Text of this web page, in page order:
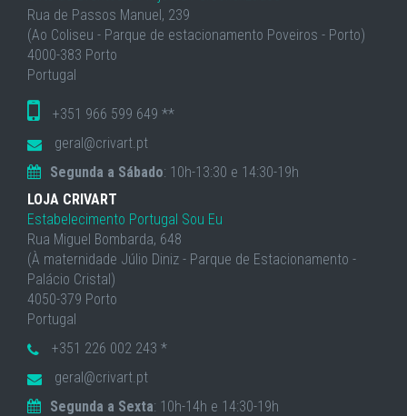
Rua de Passos Manuel, 239
(Ao Coliseu - Parque de estacionamento Poveiros - Porto)
4000-383 Porto
Portugal
+351 966 599 649 **
geral@crivart.pt
Segunda a Sábado: 10h-13:30 e 14:30-19h
LOJA CRIVART
Estabelecimento Portugal Sou Eu
Rua Miguel Bombarda, 648
(À maternidade Júlio Diniz - Parque de Estacionamento -
Palácio Cristal)
4050-379 Porto
Portugal
+351 226 002 243 *
geral@crivart.pt
Segunda a Sexta: 10h-14h e 14:30-19h